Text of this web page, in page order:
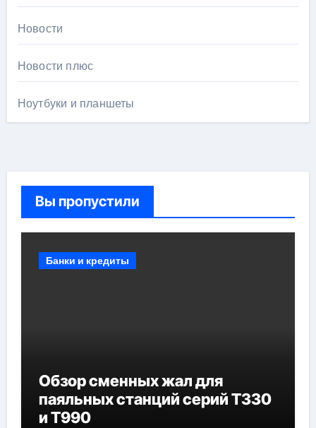
Новости
Новости плюс
Ноутбуки и планшеты
Вы пропустили
Банки и кредиты
Обзор сменных жал для
паяльных станций серий T330
и T990